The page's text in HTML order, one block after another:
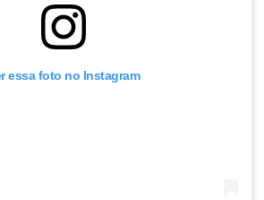
essa foto no Instagram